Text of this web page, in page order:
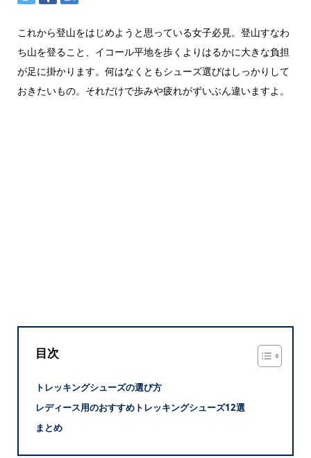
これから登山をはじめようと思っている女子必見。登山すなわ
ち山を登ること、イコール平地を歩くよりはるかに大きな負担
が足に掛かります。何はなくともシューズ選びはしっかりして
おきたいもの。それだけで歩みや疲れがずいぶん違いますよ。
目次
トレッキングシューズの選び方
レディース用のおすすめトレッキングシューズ12選
まとめ